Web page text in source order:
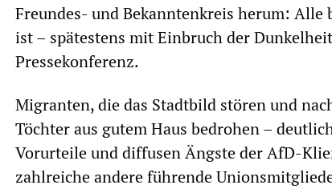
Freundes- und Bekanntenkreis herum: Alle
ist – spätestens mit Einbruch der
Pressekonferenz.
Migranten, die das Stadtbild stören und
Töchter aus gutem Haus bedrohen –
Vorurteile und diffusen Ängste der AfD-
zahlreiche andere führende